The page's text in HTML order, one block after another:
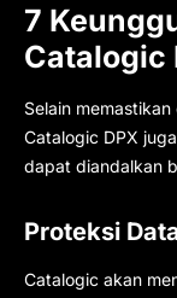
7
Catalogic
Selain
Catalogic DPX
dapat diandalkan
Proteksi
Catalogic akan